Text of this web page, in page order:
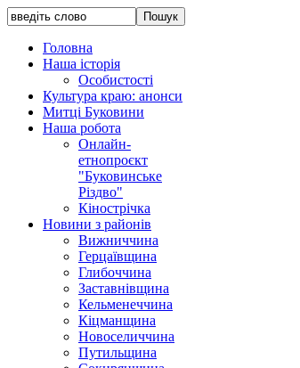
Головна
Наша історія
Особистості
Культура краю: анонси
Митці Буковини
Наша робота
Онлайн-
етнопроєкт
"Буковинське
Різдво"
Кінострічка
Новини з районів
Вижниччина
Герцаївщина
Глибоччина
Заставнівщина
Кельменеччина
Кіцманщина
Новоселиччина
Путильщина